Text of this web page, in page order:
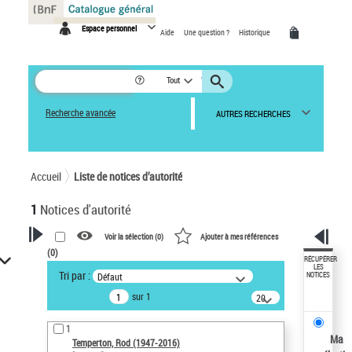
Espace personnel Aide Une question ? Historique
Tout
Recherche avancée AUTRES RECHERCHES
Accueil Liste de notices d’autorité
1 Notices d'autorité
VOTRE RECHERCHE
Recherche avancée dans les
notices d’autorité
Œuvres liées à l'auteur :
Temperton, Rod (1947-2016)
Voir la sélection (0) Ajouter à mes références
(0)
Tri par : Défaut
sur 1
20
résultats/page
1
Temperton, Rod (1947-2016)
RÉCUPÉRER
LES
NOTICES
Ma
Panneau de gestion des cookies